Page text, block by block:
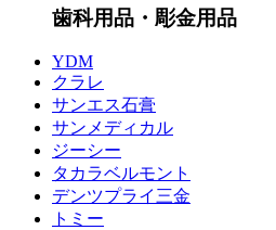
歯科用品・彫金用品
YDM
クラレ
サンエス石膏
サンメディカル
ジーシー
タカラベルモント
デンツプライ三金
トミー